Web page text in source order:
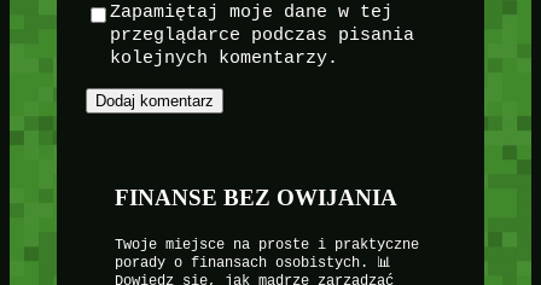
Zapamiętaj moje dane w tej
przeglądarce podczas pisania
kolejnych komentarzy.
FINANSE BEZ OWIJANIA
Twoje miejsce na proste i praktyczne
porady o finansach osobistych. 📊
Dowiedz się, jak mądrze zarządzać